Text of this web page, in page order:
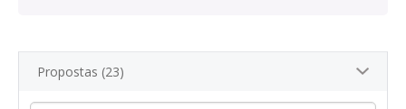
Propostas (23)